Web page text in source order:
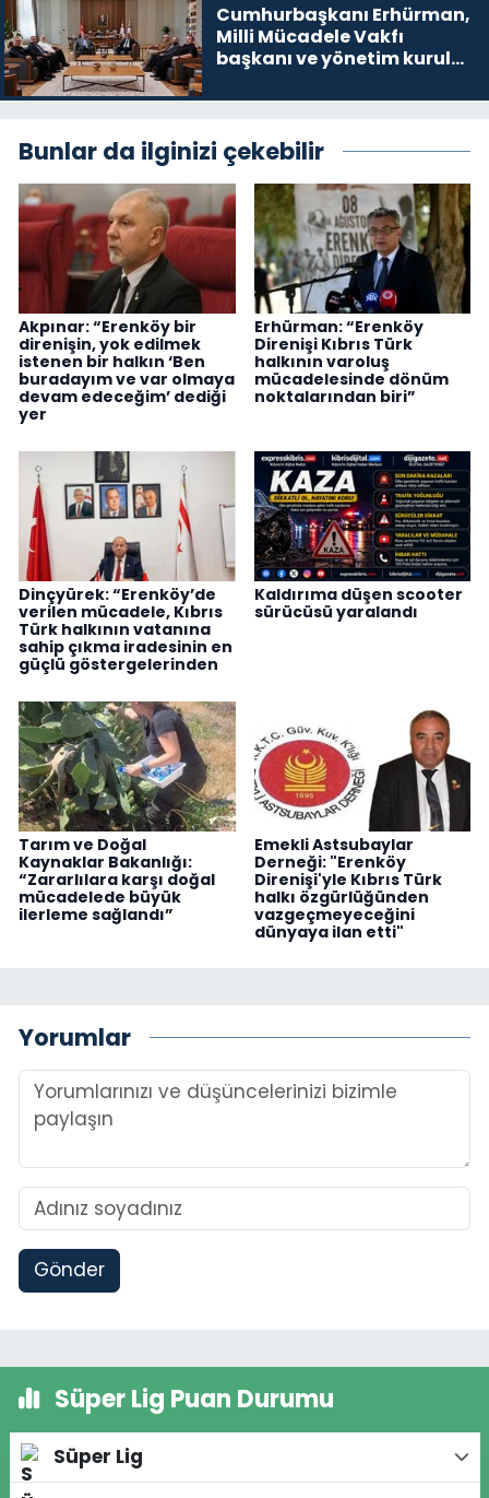
Cumhurbaşkanı Erhürman,
Milli Mücadele Vakfı
başkanı ve yönetim kurulu
Bunlar da ilginizi çekebilir
Akpınar: “Erenköy bir
direnişin, yok edilmek
istenen bir halkın ‘Ben
buradayım ve var olmaya
devam edeceğim’ dediği
yer
Erhürman: “Erenköy
Direnişi Kıbrıs Türk
halkının varoluş
mücadelesinde dönüm
noktalarından biri”
Dinçyürek: “Erenköy’de
verilen mücadele, Kıbrıs
Türk halkının vatanına
sahip çıkma iradesinin en
güçlü göstergelerinden
Kaldırıma düşen scooter
sürücüsü yaralandı
Tarım ve Doğal
Kaynaklar Bakanlığı:
“Zararlılara karşı doğal
mücadelede büyük
ilerleme sağlandı”
Emekli Astsubaylar
Derneği: "Erenköy
Direnişi'yle Kıbrıs Türk
halkı özgürlüğünden
vazgeçmeyeceğini
dünyaya ilan etti"
Yorumlar
Gönder
Süper Lig Puan Durumu
Süper Lig